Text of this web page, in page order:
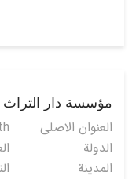
مؤسسة دار التراث
العنوان الاصلی
الدولة
المدينة